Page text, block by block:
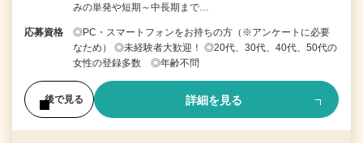
みの単発や短期～中長期まで…
応募資格
◎PC・スマートフォンをお持ちの方（※アンケートに必要
なため） ◎未経験者大歓迎！ ◎20代、30代、40代、50代の
女性の登録多数 ◎年齢不問
後で見る 詳細を見る